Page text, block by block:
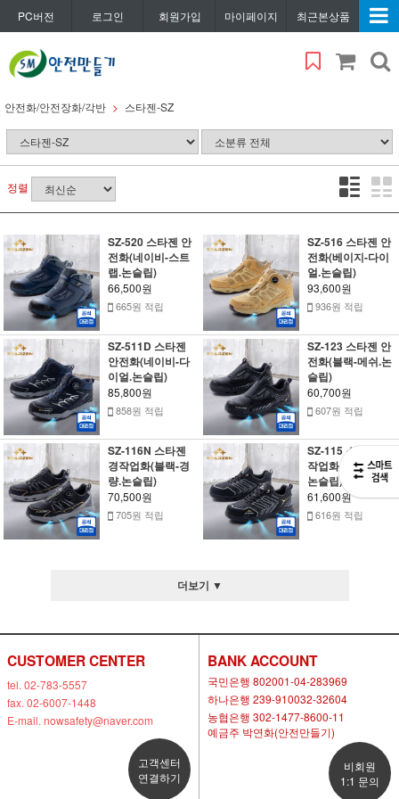
PC버전 로그인 회원가입 마이페이지 최근본상품
안전화/안전장화/각반 스타젠-SZ
정렬
SZ-520 스타젠 안
전화(네이비-스트
랩.논슬립)
66,500원
665원 적립
SZ-516 스타젠 안
전화(베이지-다이
얼.논슬립)
93,600원
936원 적립
SZ-511D 스타젠
안전화(네이비-다
이얼.논슬립)
85,800원
858원 적립
SZ-123 스타젠 안
전화(블랙-메쉬.논
슬립)
60,700원
607원 적립
SZ-116N 스타젠
경작업화(블랙-경
량.논슬립)
70,500원
705원 적립
SZ-115 스타젠 경
작업화(블랙-메쉬.
논슬립)
61,600원
616원 적립
더보기 ▼
CUSTOMER CENTER
tel. 02-783-5557
fax. 02-6007-1448
E-mail. nowsafety@naver.com
고객센터
연결하기
BANK ACCOUNT
국민은행 802001-04-283969
하나은행 239-910032-32604
농협은행 302-1477-8600-11
예금주 박연화(안전만들기)
비회원
1:1 문의